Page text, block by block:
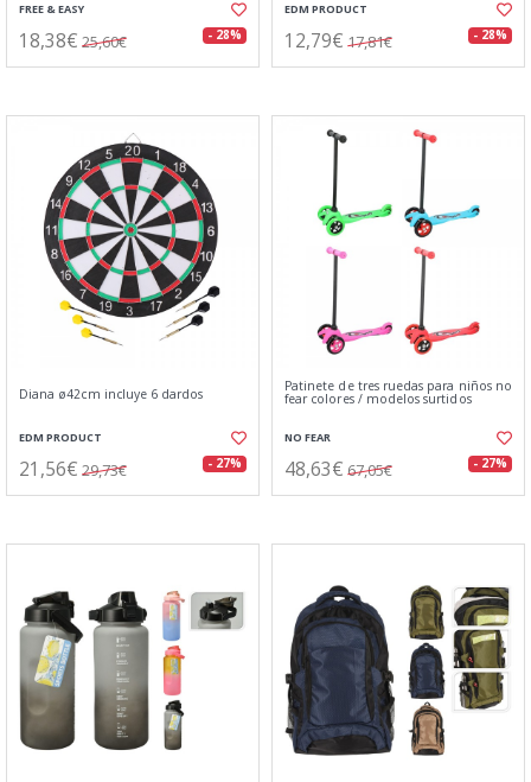
FREE & EASY
18,38€ 25,60€ - 28%
EDM PRODUCT
12,79€ 17,81€ - 28%
Diana ø42cm incluye 6 dardos
EDM PRODUCT
21,56€ 29,73€ - 27%
Patinete de tres ruedas para niños no
fear colores / modelos surtidos
NO FEAR
48,63€ 67,05€ - 27%